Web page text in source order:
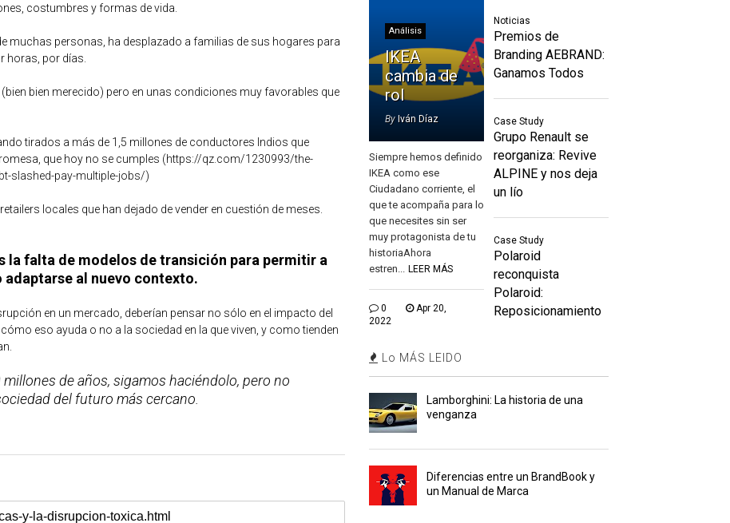
costumbres y formas de vida.
muchas personas, ha desplazado a familias de sus hogares para
horas, por días.
bien merecido) pero en unas condiciones muy favorables que
tirados a más de 1,5 millones de conductores Indios que
que hoy no se cumples (https://qz.com/1230993/the-
slashed-pay-multiple-jobs/)
locales que han dejado de vender en cuestión de meses.
la falta de modelos de transición para permitir a
al nuevo contexto.
en un mercado, deberían pensar no sólo en el impacto del
eso ayuda o no a la sociedad en la que viven, y como tienden
de años, sigamos haciéndolo, pero no
del futuro más cercano.
Análisis
IKEA
cambia de
rol
By Iván Díaz
Siempre hemos definido
IKEA como ese
Ciudadano corriente, el
que te acompaña para lo
que necesites sin ser
muy protagonista de tu
historiaAhora
estren...
LEER MÁS
0
Apr 20,
2022
Noticias
Premios de
Branding AEBRAND:
Ganamos Todos
Case Study
Grupo Renault se
reorganiza: Revive
ALPINE y nos deja
un lío
Case Study
Polaroid
reconquista
Polaroid:
Reposicionamiento
Lo MÁS LEIDO
Lamborghini: La historia de una
venganza
Diferencias entre un BrandBook y
un Manual de Marca